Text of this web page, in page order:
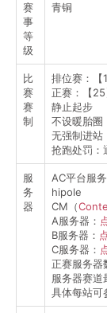
赛
事
等
级
青铜
比
赛
赛
制
排位赛：【
正赛：【
静止起步
不设暖胎圈
无强制进站
抢跑处罚：
服
务
器
AC平台服
hipole
CM（
A服务器：
B服务器：
C服务器：
正赛服务器
服务器赛道
具体每站可